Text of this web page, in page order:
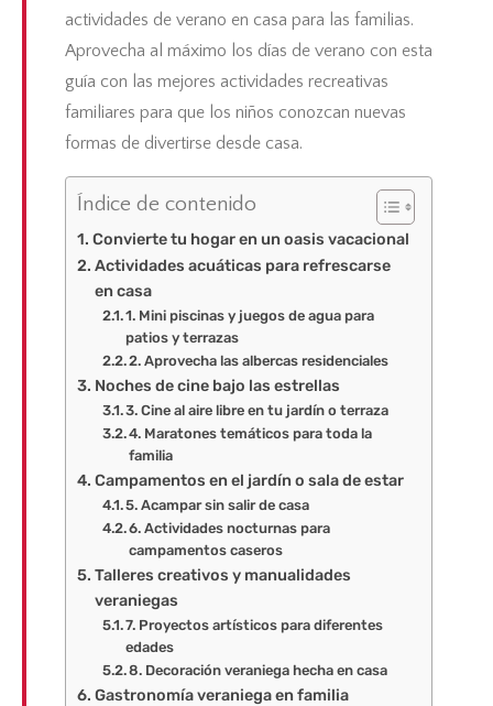
actividades de verano en casa para las familias.
Aprovecha al máximo los días de verano con esta
guía con las mejores actividades recreativas
familiares para que los niños conozcan nuevas
formas de divertirse desde casa.
Índice de contenido
Convierte tu hogar en un oasis vacacional
Actividades acuáticas para refrescarse
en casa
1. Mini piscinas y juegos de agua para
patios y terrazas
2. Aprovecha las albercas residenciales
Noches de cine bajo las estrellas
3. Cine al aire libre en tu jardín o terraza
4. Maratones temáticos para toda la
familia
Campamentos en el jardín o sala de estar
5. Acampar sin salir de casa
6. Actividades nocturnas para
campamentos caseros
Talleres creativos y manualidades
veraniegas
7. Proyectos artísticos para diferentes
edades
8. Decoración veraniega hecha en casa
Gastronomía veraniega en familia